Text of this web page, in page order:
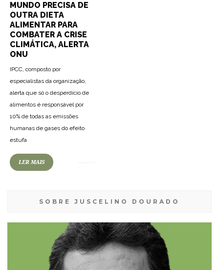
MUNDO PRECISA DE
OUTRA DIETA
ALIMENTAR PARA
COMBATER A CRISE
CLIMÁTICA, ALERTA
ONU
IPCC, composto por
especialistas da organização,
alerta que só o desperdício de
alimentos é responsável por
10% de todas as emissões
humanas de gases do efeito
estufa
LER MAIS
SOBRE JUSCELINO DOURADO